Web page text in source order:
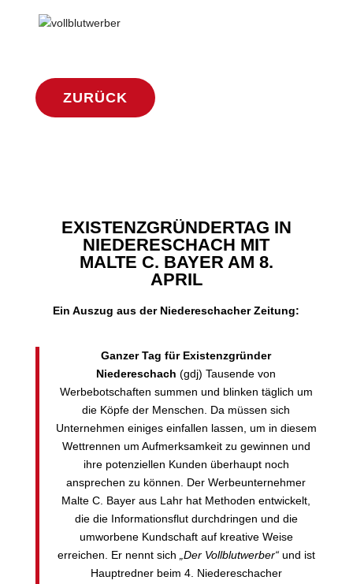
ZURÜCK
EXISTENZGRÜNDERTAG IN
NIEDERESCHACH MIT
MALTE C. BAYER AM 8.
APRIL
Ein Auszug aus der Niedereschacher Zeitung:
Ganzer Tag für Existenzgründer
Niedereschach (gdj) Tausende von
Werbebotschaften summen und blinken täglich um
die Köpfe der Menschen. Da müssen sich
Unternehmen einiges einfallen lassen, um in diesem
Wettrennen um Aufmerksamkeit zu gewinnen und
ihre potenziellen Kunden überhaupt noch
ansprechen zu können. Der Werbeunternehmer
Malte C. Bayer aus Lahr hat Methoden entwickelt,
die die Informationsflut durchdringen und die
umworbene Kundschaft auf kreative Weise
erreichen. Er nennt sich „Der Vollblutwerber“ und ist
Hauptredner beim 4. Niedereschacher